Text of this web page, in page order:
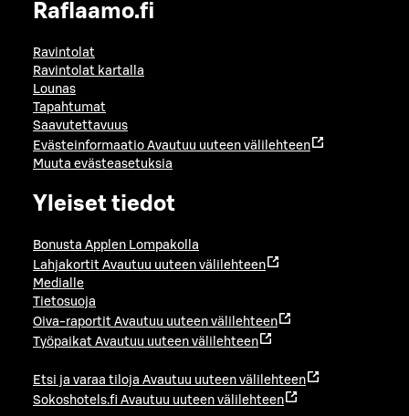
Raflaamo.fi
Ravintolat
Ravintolat kartalla
Lounas
Tapahtumat
Saavutettavuus
Evästeinformaatio Avautuu uuteen välilehteen
Muuta evästeasetuksia
Yleiset tiedot
Bonusta Applen Lompakolla
Lahjakortit Avautuu uuteen välilehteen
Medialle
Tietosuoja
Oiva-raportit Avautuu uuteen välilehteen
Työpaikat Avautuu uuteen välilehteen
Etsi ja varaa tiloja Avautuu uuteen välilehteen
Sokoshotels.fi Avautuu uuteen välilehteen